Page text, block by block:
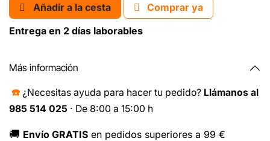
Añadir a la cesta
Comprar ya
Entrega en 2 días laborables
Más información
☎️ ¿Necesitas ayuda para hacer tu pedido? Llámanos al
985 514 025 · De 8:00 a 15:00 h
🚚 Envío GRATIS en pedidos superiores a 99 €